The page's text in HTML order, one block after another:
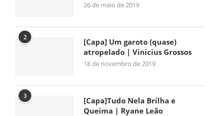
26 de maio de 2019
2
[Capa] Um garoto (quase)
atropelado | Vinicius Grossos
18 de novembro de 2019
3
[Capa]Tudo Nela Brilha e
Queima | Ryane Leão